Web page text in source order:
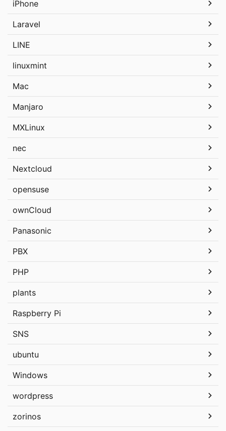
iPhone
Laravel
LINE
linuxmint
Mac
Manjaro
MXLinux
nec
Nextcloud
opensuse
ownCloud
Panasonic
PBX
PHP
plants
Raspberry Pi
SNS
ubuntu
Windows
wordpress
zorinos